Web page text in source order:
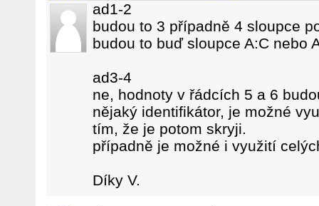
ad1-2
budou to 3 případně 4 sloupce
budou to buď sloupce A:C nebo
ad3-4
ne, hodnoty v řádcích 5 a 6
nějaký identifikátor, je možné
tím, že je potom skryji.
případně je možné i využití
Díky V.